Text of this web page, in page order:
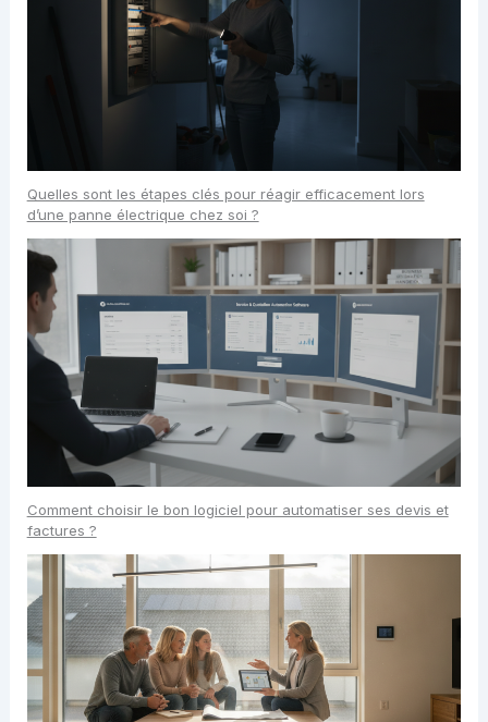
Quelles sont les étapes clés pour réagir efficacement lors
d’une panne électrique chez soi ?
Comment choisir le bon logiciel pour automatiser ses devis et
factures ?